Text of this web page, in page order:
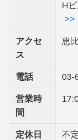
H
>>
アクセ
ス
恵
電話 03-
営業時
間
定休日 不